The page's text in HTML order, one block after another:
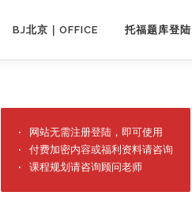
BJ北京｜OFFICE 托福题库登陆
· 网站无需注册登陆，即可使用
· 付费加密内容或福利资料请咨询
· 课程规划请咨询顾问老师